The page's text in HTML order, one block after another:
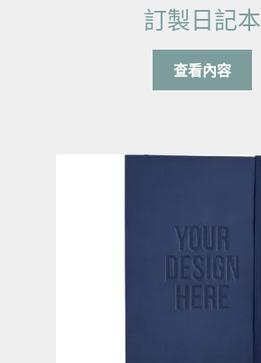
訂製日記本
查看內容